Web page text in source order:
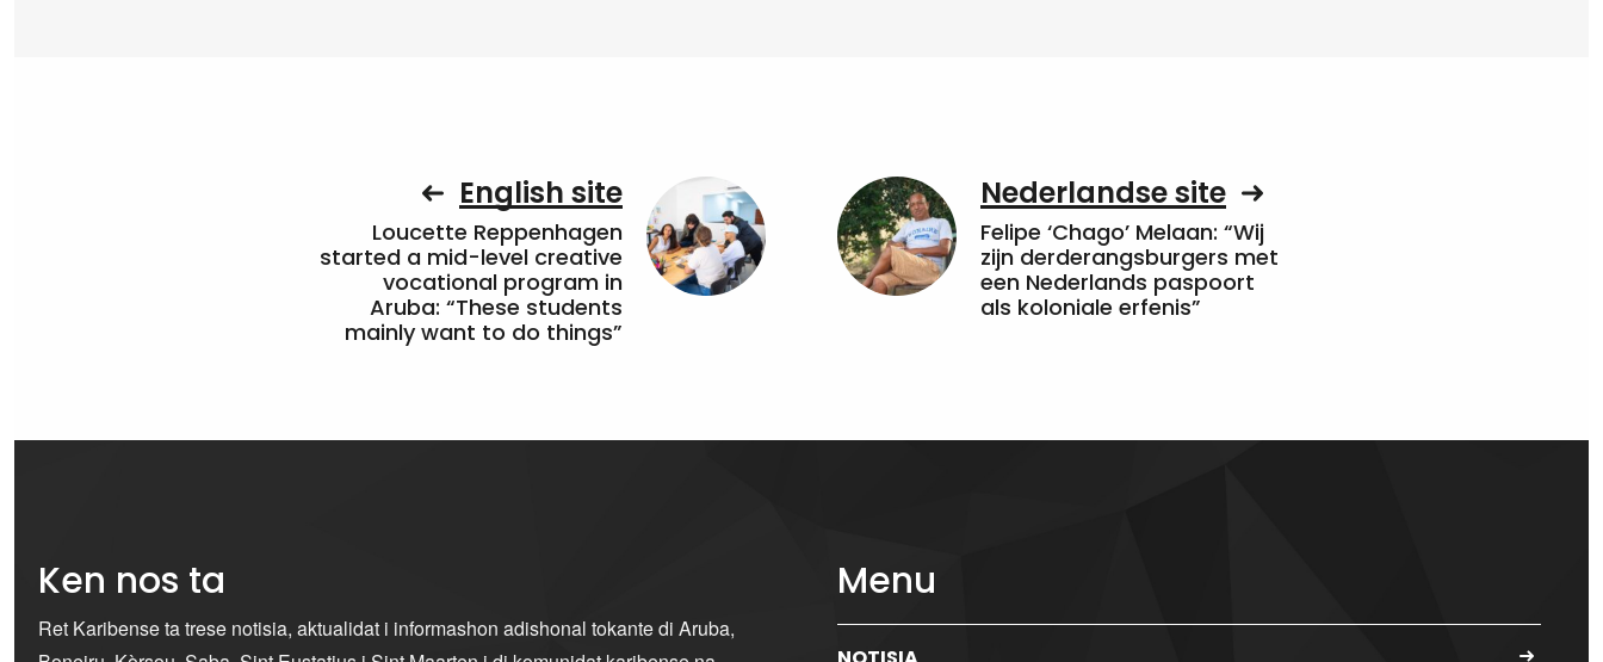
English site
Loucette Reppenhagen
started a mid-level creative
vocational program in
Aruba: “These students
mainly want to do things”
Nederlandse site
Felipe ‘Chago’ Melaan: “Wij
zijn derderangsburgers met
een Nederlands paspoort
als koloniale erfenis”
Ken nos ta
Ret Karibense ta trese notisia, aktualidat i informashon adishonal tokante di Aruba,
Menu